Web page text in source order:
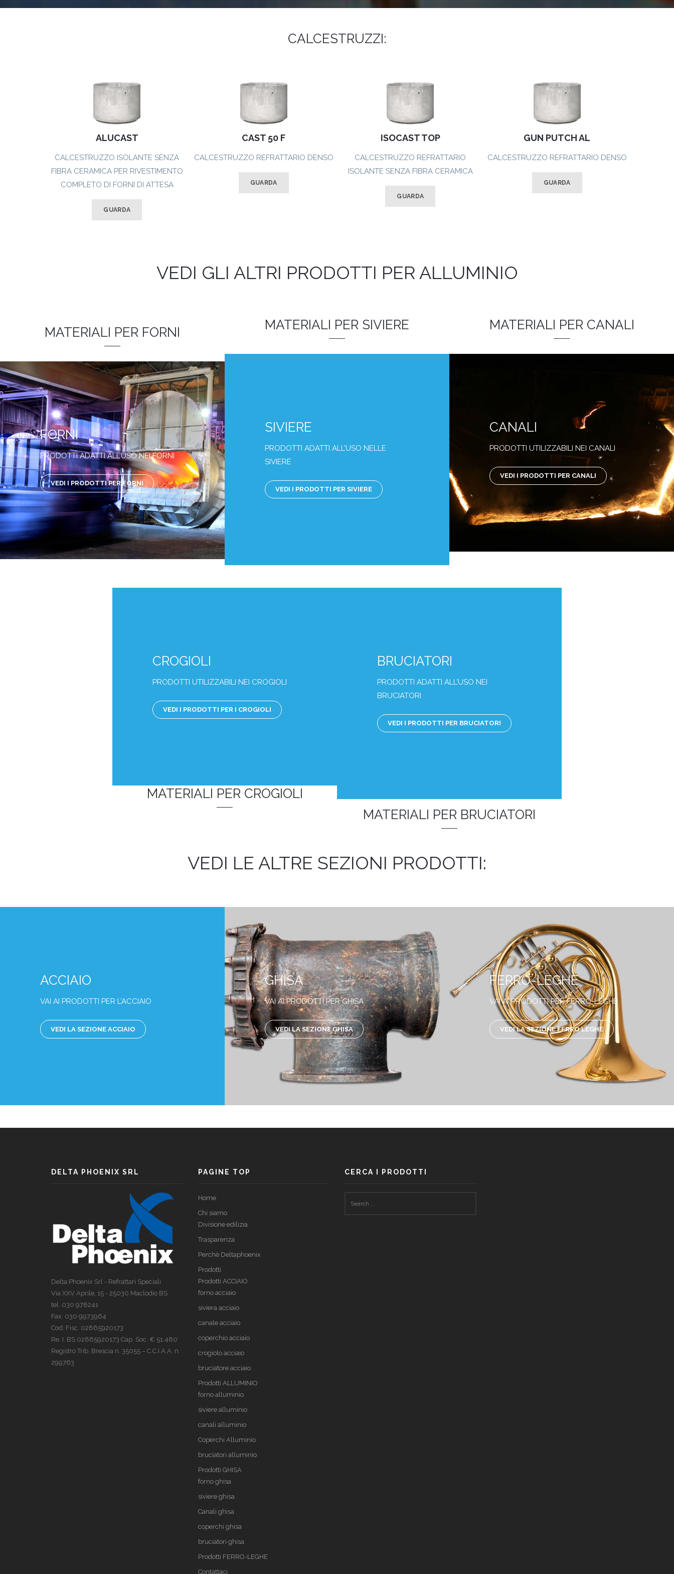
ACCIAIO
ALLUMINIO
GHISA
CALCESTRUZZI:
ALUCAST
CALCESTRUZZO ISOLANTE SENZA
FIBRA CERAMICA PER RIVESTIMENTO
COMPLETO DI FORNI DI ATTESA
GUARDA
CAST 50 F
CALCESTRUZZO REFRATTARIO DENSO
GUARDA
ISOCAST TOP
CALCESTRUZZO REFRATTARIO
ISOLANTE SENZA FIBRA CERAMICA
GUARDA
GUN PUTCH AL
CALCESTRUZZO REFRATTARIO DENSO
GUARDA
VEDI GLI ALTRI PRODOTTI PER ALLUMINIO
MATERIALI PER FORNI
FORNI
PRODOTTI ADATTI ALL’USO NEI FORNI
VEDI I PRODOTTI PER FORNI
MATERIALI PER SIVIERE
SIVIERE
PRODOTTI ADATTI ALL’USO NELLE
SIVIERE
VEDI I PRODOTTI PER SIVIERE
MATERIALI PER CANALI
CANALI
PRODOTTI UTILIZZABILI NEI CANALI
VEDI I PRODOTTI PER CANALI
CROGIOLI
PRODOTTI UTILIZZABILI NEI CROGIOLI
VEDI I PRODOTTI PER I CROGIOLI
MATERIALI PER CROGIOLI
BRUCIATORI
PRODOTTI ADATTI ALL’USO NEI
BRUCIATORI
VEDI I PRODOTTI PER BRUCIATORI
MATERIALI PER BRUCIATORI
VEDI LE ALTRE SEZIONI PRODOTTI:
ACCIAIO
VAI AI PRODOTTI PER L’ACCIAIO
VEDI LA SEZIONE ACCIAIO
GHISA
VAI AI PRODOTTI PER GHISA
VEDI LA SEZIONE GHISA
FERRO-LEGHE
VAI AI PRODOTTI PER FERRO-LEGHE
VEDI LA SEZIONE FERRO LEGHE
DELTA PHOENIX SRL
Delta Phoenix Srl - Refrattari Speciali
Via XXV Aprile, 15 - 25030 Maclodio BS
tel. 030 978241
Fax. 030 9973964
Cod. Fisc. 02865920173
Re. I. BS 02865920173 Cap. Soc. € 51.480
Registro Trib. Brescia n. 35055 – C.C.I.A.A. n.
299763
PAGINE TOP
Home
Chi siamo
Divisione edilizia
Trasparenza
Perchè Deltaphoenix
Prodotti
Prodotti ACCIAIO
forno acciaio
siviera acciaio
canale acciaio
coperchio acciaio
crogiolo acciaio
bruciatore acciaio
Prodotti ALLUMINIO
forno alluminio
siviere alluminio
canali alluminio
Coperchi Alluminio
bruciatori alluminio
Prodotti GHISA
forno ghisa
siviere ghisa
Canali ghisa
coperchi ghisa
bruciatori ghisa
Prodotti FERRO-LEGHE
Contattaci
CERCA I PRODOTTI